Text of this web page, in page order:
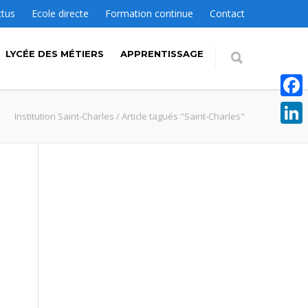
Ecole directe Formation continue Contact
LYCÉE DES MÉTIERS APPRENTISSAGE
Institution Saint-Charles /Article tagués "Saint-Charles"